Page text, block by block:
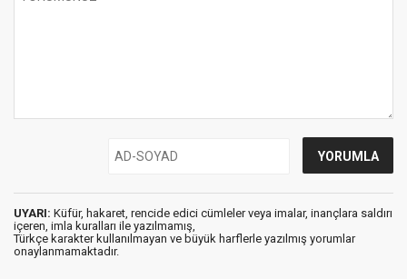
UYARI: Küfür, hakaret, rencide edici cümleler veya imalar, inançlara saldırı
içeren, imla kuralları ile yazılmamış,
Türkçe karakter kullanılmayan ve büyük harflerle yazılmış yorumlar
onaylanmamaktadır.